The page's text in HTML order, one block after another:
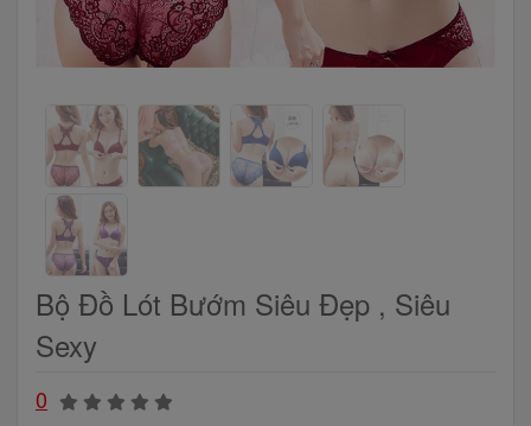
Bộ Đồ Lót Bướm Siêu Đẹp , Siêu
Sexy
0